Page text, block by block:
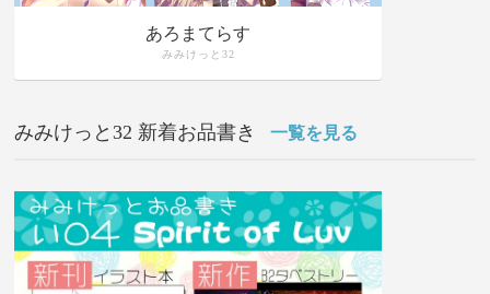
あろまてらす
みみけっと32
みみけっと32 新着お品書き 一覧を見る